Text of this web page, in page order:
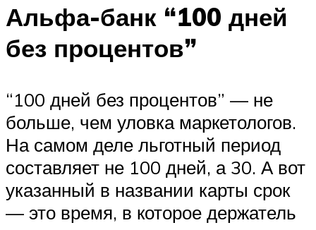
Альфа-банк “100 дней
без процентов”
“100 дней без процентов” — не
больше, чем уловка маркетологов.
На самом деле льготный период
составляет не 100 дней, а 30. А вот
указанный в названии карты срок
— это время, в которое держатель